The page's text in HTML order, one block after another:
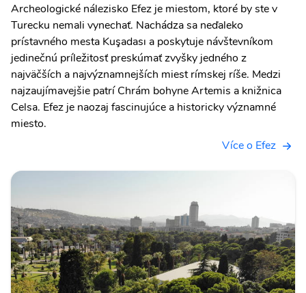
Archeologické nálezisko Efez je miestom, ktoré by ste v
Turecku nemali vynechať. Nachádza sa neďaleko
prístavného mesta Kuşadası a poskytuje návštevníkom
jedinečnú príležitosť preskúmať zvyšky jedného z
najväčších a najvýznamnejších miest rímskej ríše. Medzi
najzaujímavejšie patrí Chrám bohyne Artemis a knižnica
Celsa. Efez je naozaj fascinujúce a historicky významné
miesto.
Více o Efez